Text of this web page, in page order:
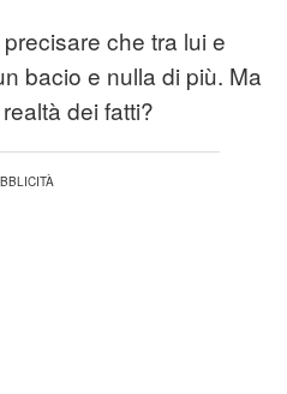
che tra lui e
bacio e nulla di più. Ma
dei fatti?